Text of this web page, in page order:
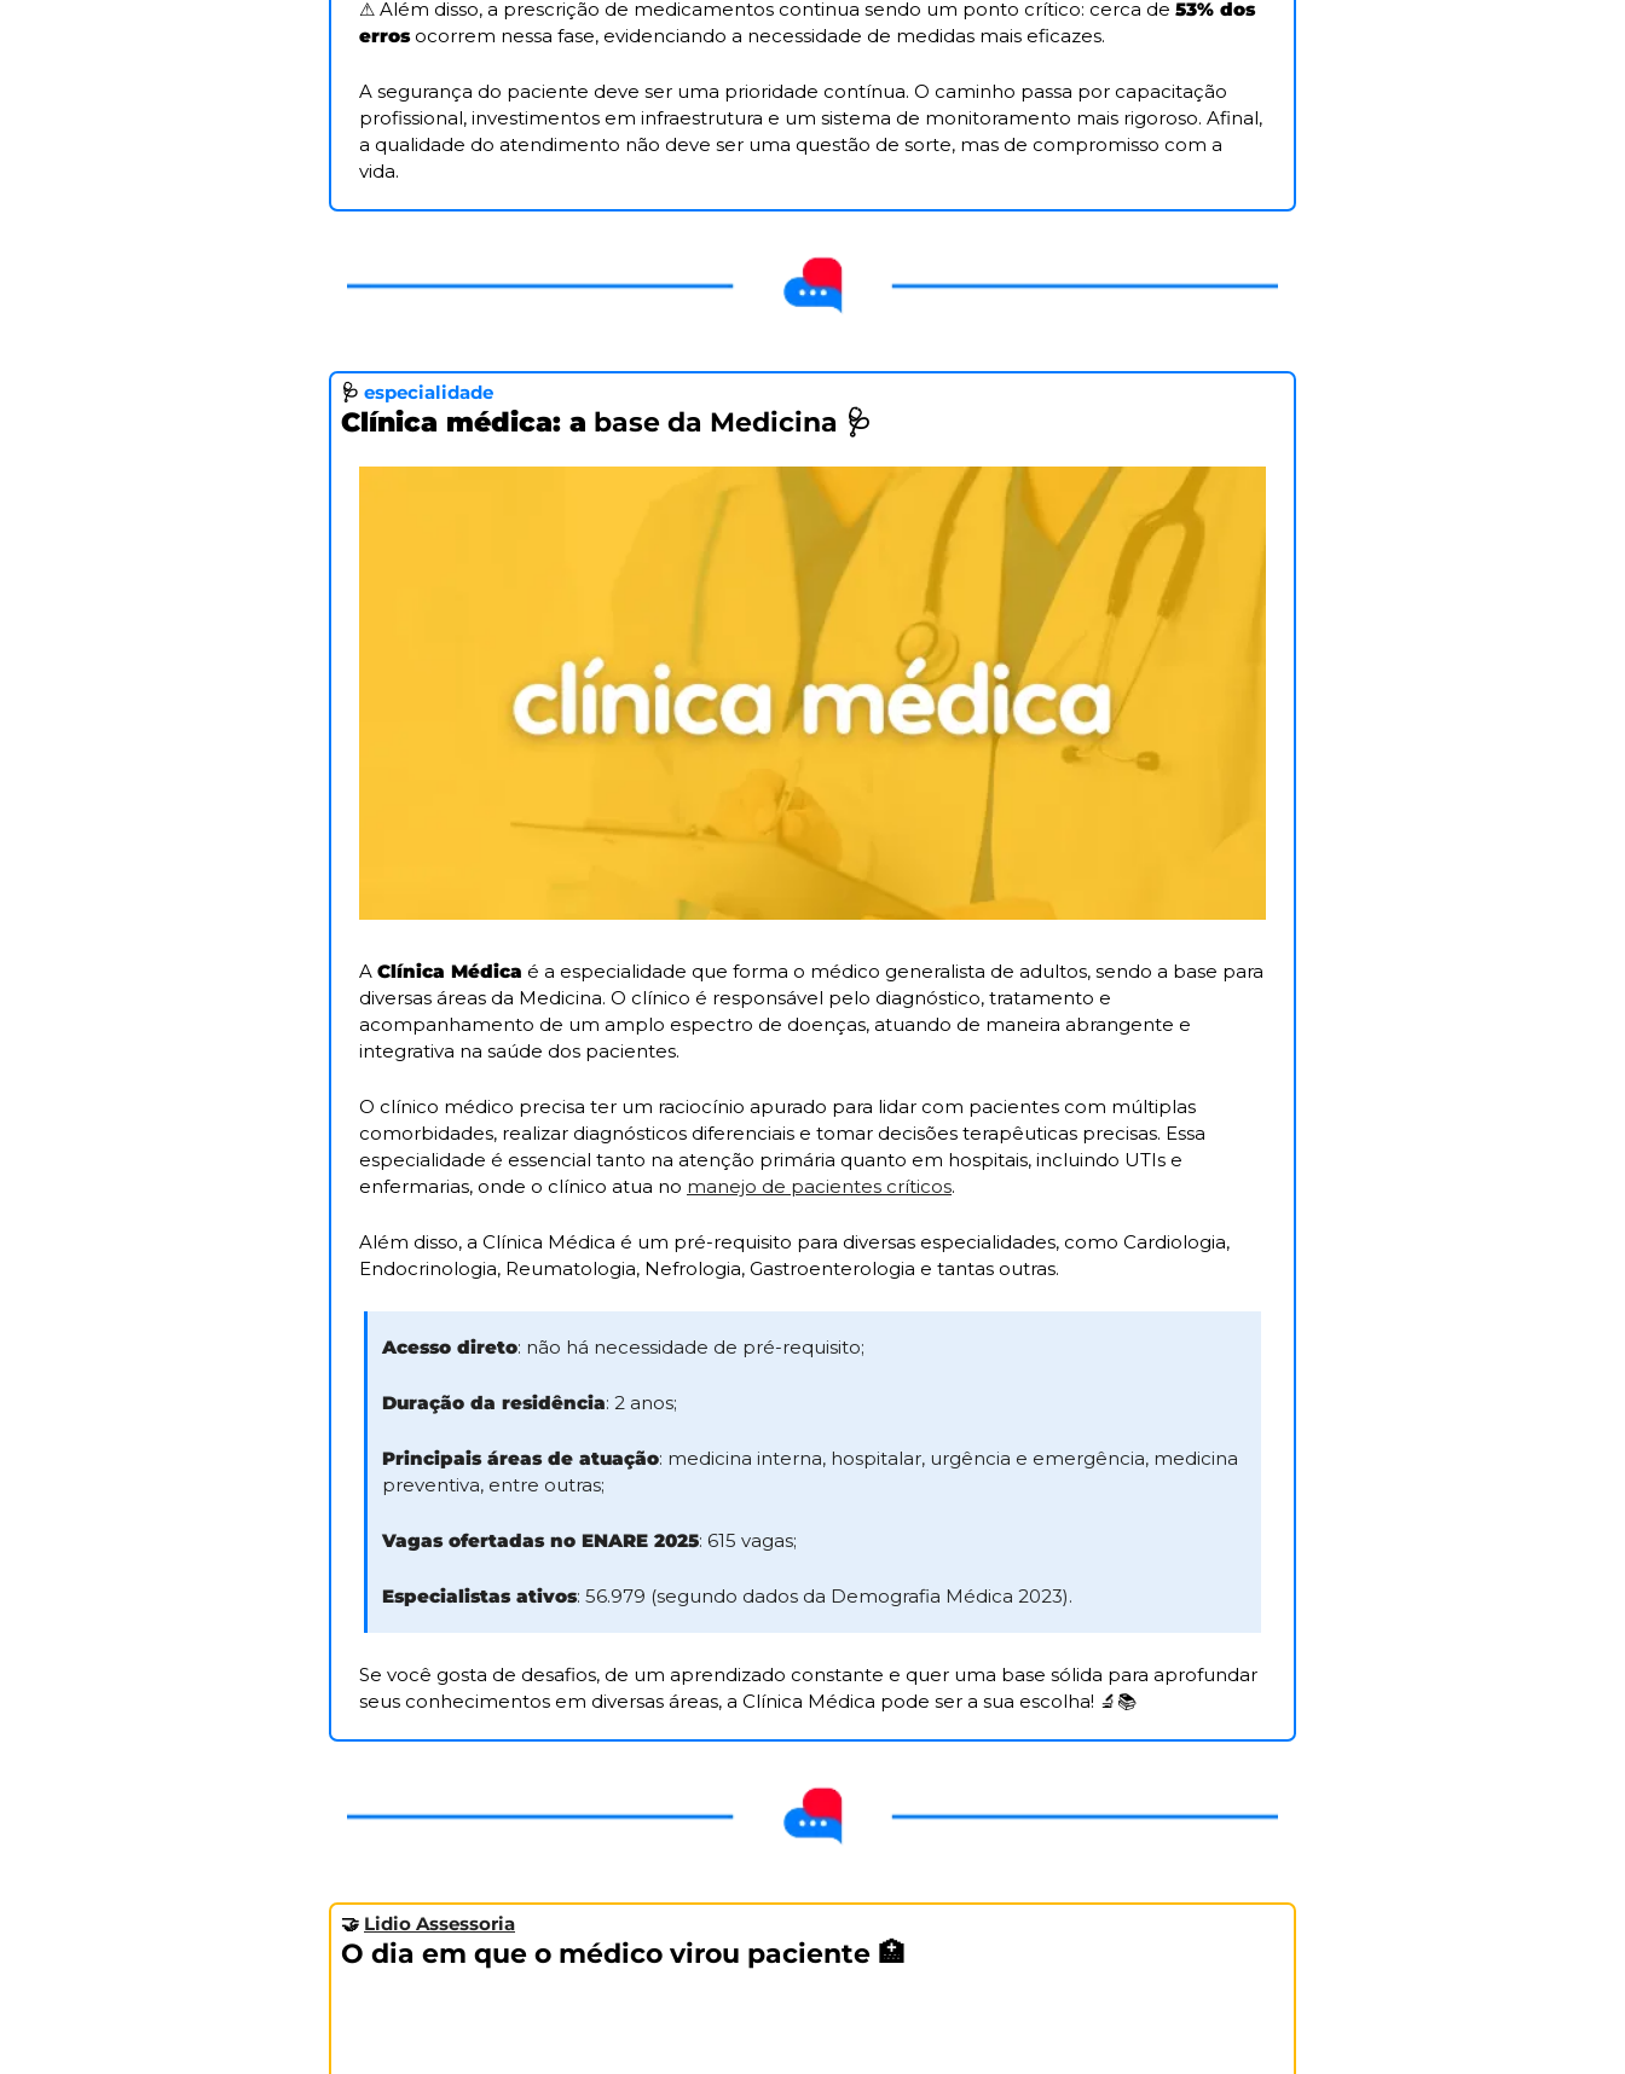
⚠️ Além disso, a prescrição de medicamentos continua sendo um ponto crítico: cerca de 53% dos
erros ocorrem nessa fase, evidenciando a necessidade de medidas mais eficazes.
A segurança do paciente deve ser uma prioridade contínua. O caminho passa por capacitação
profissional, investimentos em infraestrutura e um sistema de monitoramento mais rigoroso. Afinal,
a qualidade do atendimento não deve ser uma questão de sorte, mas de compromisso com a
vida.
🩺 especialidade
Clínica médica: a base da Medicina 🩺
A Clínica Médica é a especialidade que forma o médico generalista de adultos, sendo a base para
diversas áreas da Medicina. O clínico é responsável pelo diagnóstico, tratamento e
acompanhamento de um amplo espectro de doenças, atuando de maneira abrangente e
integrativa na saúde dos pacientes.
O clínico médico precisa ter um raciocínio apurado para lidar com pacientes com múltiplas
comorbidades, realizar diagnósticos diferenciais e tomar decisões terapêuticas precisas. Essa
especialidade é essencial tanto na atenção primária quanto em hospitais, incluindo UTIs e
enfermarias, onde o clínico atua no manejo de pacientes críticos.
Além disso, a Clínica Médica é um pré-requisito para diversas especialidades, como Cardiologia,
Endocrinologia, Reumatologia, Nefrologia, Gastroenterologia e tantas outras.
Acesso direto: não há necessidade de pré-requisito;
Duração da residência: 2 anos;
Principais áreas de atuação: medicina interna, hospitalar, urgência e emergência, medicina
preventiva, entre outras;
Vagas ofertadas no ENARE 2025: 615 vagas;
Especialistas ativos: 56.979 (segundo dados da Demografia Médica 2023).
Se você gosta de desafios, de um aprendizado constante e quer uma base sólida para aprofundar
seus conhecimentos em diversas áreas, a Clínica Médica pode ser a sua escolha! 🔬 📚
🤝 Lidio Assessoria
O dia em que o médico virou paciente 🏥